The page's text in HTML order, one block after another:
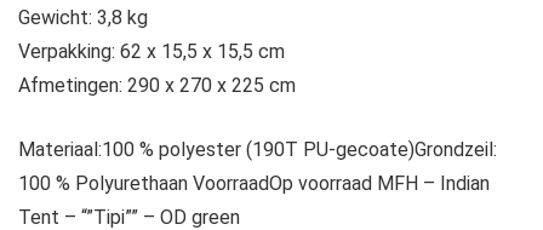
Gewicht: 3,8 kg
Verpakking: 62 x 15,5 x 15,5 cm
Afmetingen: 290 x 270 x 225 cm
Materiaal:100 % polyester (190T PU-gecoate)Grondzeil:
100 % Polyurethaan VoorraadOp voorraad MFH – Indian
Tent – “”Tipi”” – OD green